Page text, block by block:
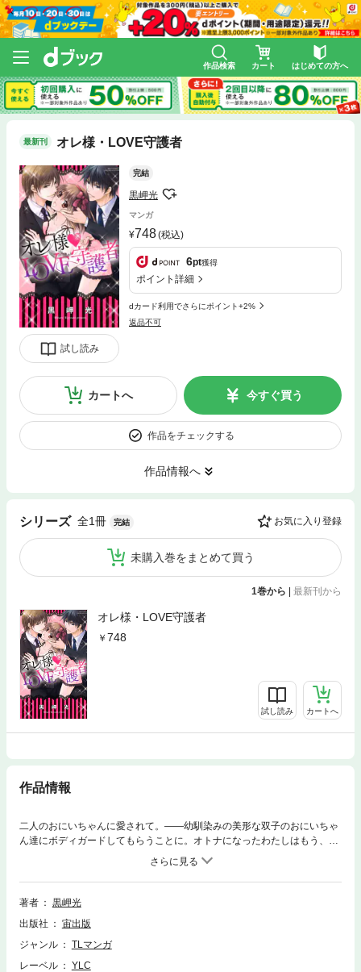
作品検索 カート はじめての方へ
最新刊 オレ様・LOVE守護者
試し読み
完結
黒岬光
マンガ
748(税込)
6pt獲得
ポイント詳細
dカード利用でさらにポイント+2%
返品不可
カートへ 今すぐ買う
作品をチェックする
作品情報へ
シリーズ 全1冊 完結 お気に入り登録
未購入巻をまとめて買う
1巻から 最新刊から
オレ様・LOVE守護者
748
試し読み カートへ
作品情報
二人のおにいちゃんに愛されて。――幼馴染みの美形な双子のおにいちゃ
ん達にボディガードしてもらうことに。オトナになったわたしはもう、妹
なんかじゃないんだから――。LOVE&H満載の大人気読みきりシリーズが
著者
黒岬光
出版社
宙出版
ジャンル
TLマンガ
レーベル
YLC